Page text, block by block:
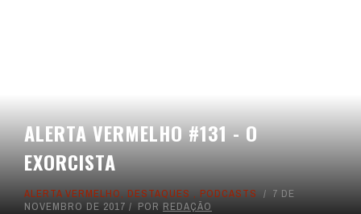
ALERTA VERMELHO #131 - O
EXORCISTA
ALERTA VERMELHO, DESTAQUES , PODCASTS
7 DE
NOVEMBRO DE 2017
POR REDAÇÃO